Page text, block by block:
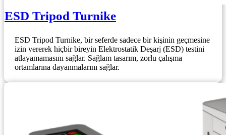
ESD Tripod Turnike
ESD Tripod Turnike, bir seferde sadece bir kişinin geçmesine
izin vererek hiçbir bireyin Elektrostatik Deşarj (ESD) testini
atlayamamasını sağlar. Sağlam tasarım, zorlu çalışma
ortamlarına dayanmalarını sağlar.